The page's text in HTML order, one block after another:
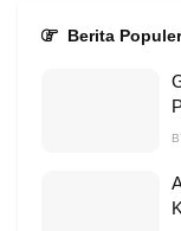
Berita Populer